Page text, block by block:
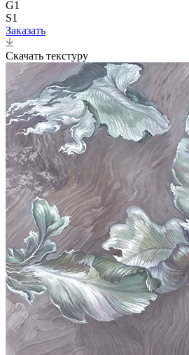
G1
S1
Заказать
Скачать текстуру